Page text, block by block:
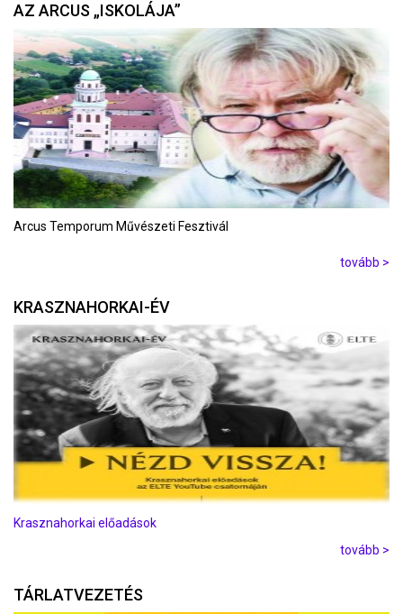
AZ ARCUS „ISKOLÁJA”
Arcus Temporum Művészeti Fesztivál
tovább >
KRASZNAHORKAI-ÉV
Krasznahorkai előadások
tovább >
TÁRLATVEZETÉS